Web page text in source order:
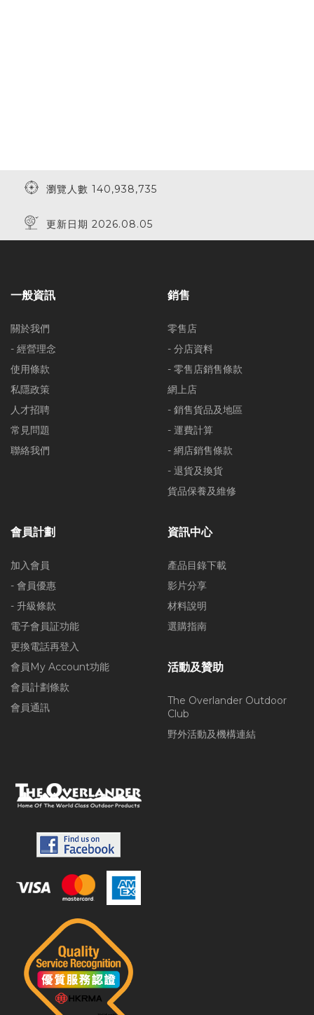
瀏覽人數 140,938,735
更新日期 2026.08.05
一般資訊
關於我們
- 經營理念
使用條款
私隱政策
人才招聘
常見問題
聯絡我們
銷售
零售店
- 分店資料
- 零售店銷售條款
網上店
- 銷售貨品及地區
- 運費計算
- 網店銷售條款
- 退貨及換貨
貨品保養及維修
會員計劃
加入會員
- 會員優惠
- 升級條款
電子會員証功能
更換電話再登入
會員My Account功能
會員計劃條款
會員通訊
資訊中心
產品目錄下載
影片分享
材料說明
選購指南
活動及贊助
The Overlander Outdoor
Club
野外活動及機構連結